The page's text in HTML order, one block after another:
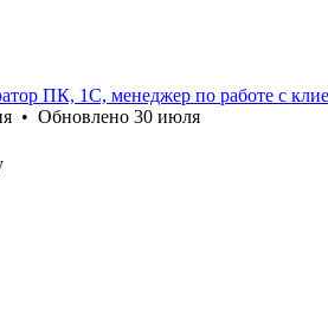
ПК, 1С, менеджер по работе с
• Обновлено 30 июля